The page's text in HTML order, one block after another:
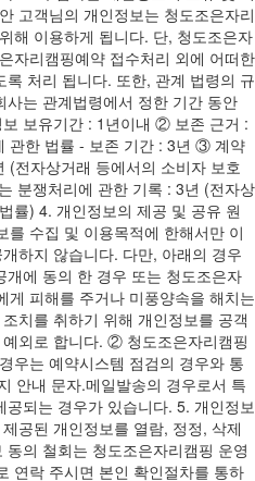
고객님의 개인정보는 청도조은자리
해 이용하게 됩니다. 단, 청도조은자
자리캠핑예약 접수처리 외에 어떠한
처리 됩니다. 또한, 관계 법령의 규
는 관계법령에서 정한 기간 동안
보유기간 : 1년이내 ② 보존 근거 :
관한 법률 - 보존 기간 : 3년 ③ 계약
(전자상거래 등에서의 소비자 보호
분쟁처리에 관한 기록 : 3년 (전자상
률) 4. 개인정보의 제공 및 공유 원
를 수집 및 이용목적에 한해서만 이
하지 않습니다. 다만, 아래의 경우
에 동의 한 경우 또는 청도조은자
게 피해를 주거나 미풍양속을 해치는
치를 취하기 위해 개인정보를 공객
외로 합니다. ② 청도조은자리캠핑
우는 예약시스템 점검의 경우와 통
안내 문자.메일발송의 경우로서 특
되는 경우가 있습니다. 5. 개인정보
공된 개인정보를 열람, 정정, 삭제
의 철회는 청도조은자리캠핑 운영
연락 주시면 본인 확인절차를 통하